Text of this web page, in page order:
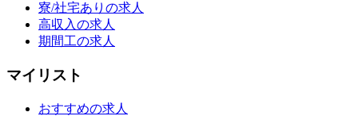
寮/社宅ありの求人
高収入の求人
期間工の求人
マイリスト
おすすめの求人